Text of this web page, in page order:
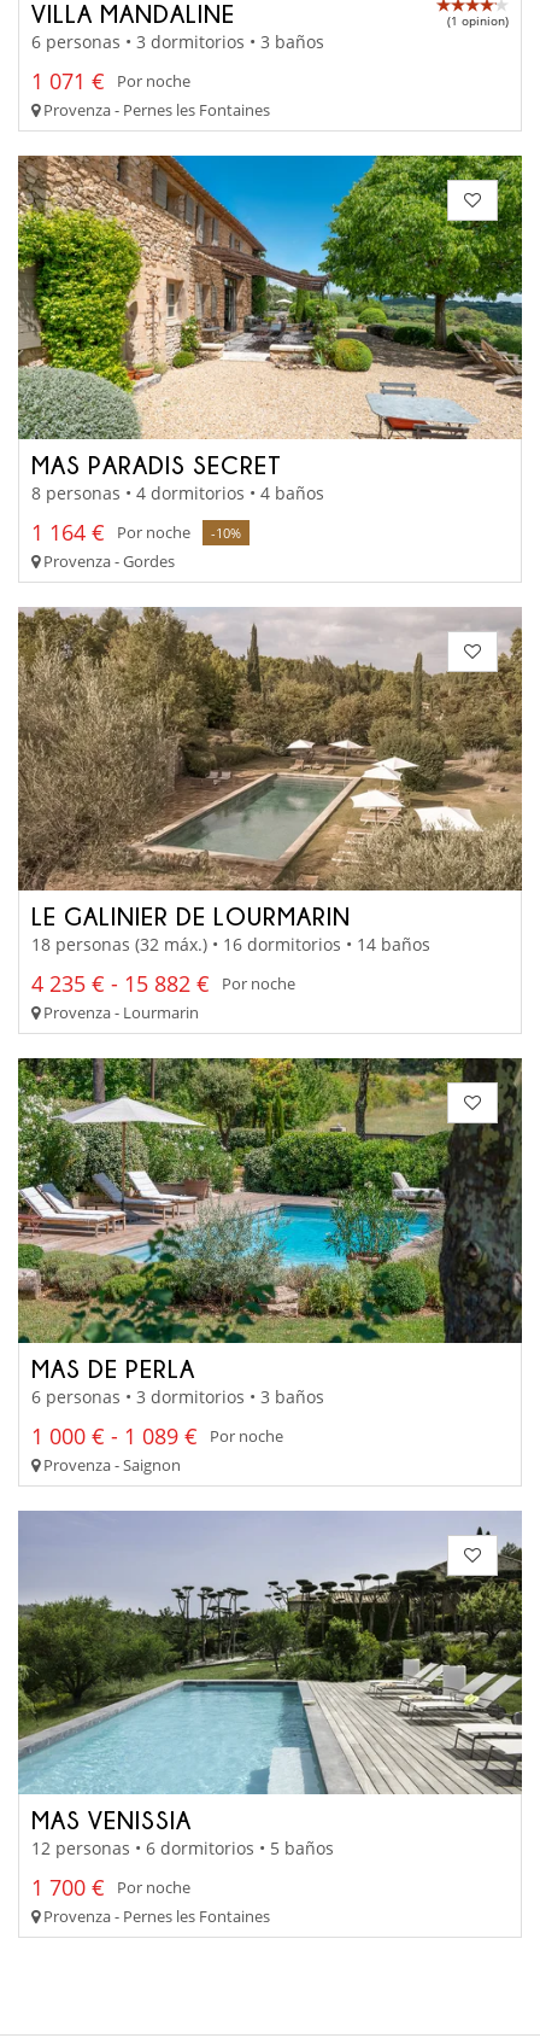
VILLA MANDALINE (1 opinion)
6 personas • 3 dormitorios • 3 baños
1 071 €
Por noche
Provenza - Pernes les Fontaines
MAS PARADIS SECRET
8 personas • 4 dormitorios • 4 baños
1 164 € Por noche -10%
Provenza - Gordes
LE GALINIER DE LOURMARIN
18 personas (32 máx.) • 16 dormitorios • 14 baños
4 235 € - 15 882 €
Por noche
Provenza - Lourmarin
MAS DE PERLA
6 personas • 3 dormitorios • 3 baños
1 000 € - 1 089 €
Por noche
Provenza - Saignon
MAS VENISSIA
12 personas • 6 dormitorios • 5 baños
1 700 €
Por noche
Provenza - Pernes les Fontaines